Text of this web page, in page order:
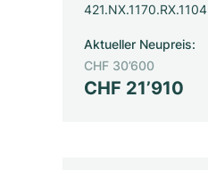
421.NX.1170.RX.1104
CHF 21’910
Aktueller Neupreis:
CHF 30’600